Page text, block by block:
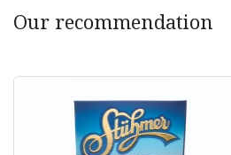
Our recommendation